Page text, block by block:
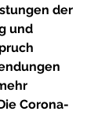
der
und
Corona-